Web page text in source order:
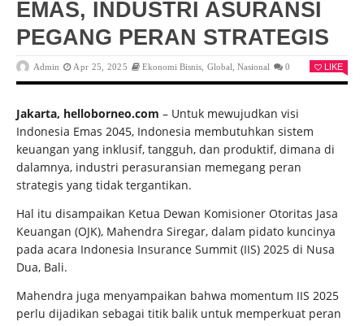
EMAS, INDUSTRI ASURANSI
PEGANG PERAN STRATEGIS
Admin Apr 25, 2025 Ekonomi Bisnis, Global,Nasional 0 LIKE
Jakarta, helloborneo.com – Untuk mewujudkan visi
Indonesia Emas 2045, Indonesia membutuhkan sistem
keuangan yang inklusif, tangguh, dan produktif, dimana di
dalamnya, industri perasuransian memegang peran
strategis yang tidak tergantikan.
Hal itu disampaikan Ketua Dewan Komisioner Otoritas Jasa
Keuangan (OJK), Mahendra Siregar, dalam pidato kuncinya
pada acara Indonesia Insurance Summit (IIS) 2025 di Nusa
Dua, Bali.
Mahendra juga menyampaikan bahwa momentum IIS 2025
perlu dijadikan sebagai titik balik untuk memperkuat peran